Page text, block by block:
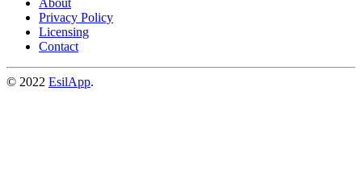
Privacy Policy
Licensing
Contact
© 2022 EsilApp.